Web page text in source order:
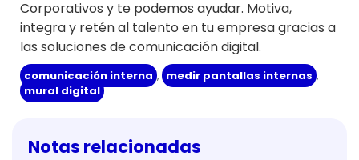
Corporativos y te podemos ayudar. Motiva,
integra y retén al talento en tu empresa gracias a
las soluciones de comunicación digital.
comunicación interna , medir pantallas internas ,
mural digital
Notas relacionadas